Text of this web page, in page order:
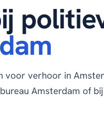
voor verhoor in
Amsterdam of